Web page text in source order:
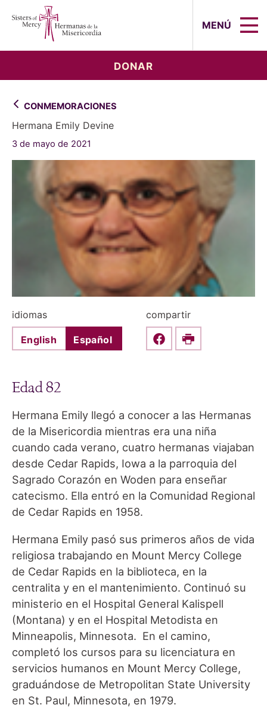
MENÚ
DONAR
CONMEMORACIONES
Hermana Emily Devine
3 de mayo de 2021
idiomas
English Español
compartir
Share this on Facebook
Print
Edad 82
Hermana Emily llegó a conocer a las Hermanas
de la Misericordia mientras era una niña
cuando cada verano, cuatro hermanas viajaban
desde Cedar Rapids, Iowa a la parroquia del
Sagrado Corazón en Woden para enseñar
catecismo. Ella entró en la Comunidad Regional
de Cedar Rapids en 1958.
Hermana Emily pasó sus primeros años de vida
religiosa trabajando en Mount Mercy College
de Cedar Rapids en la biblioteca, en la
centralita y en el mantenimiento. Continuó su
ministerio en el Hospital General Kalispell
(Montana) y en el Hospital Metodista en
Minneapolis, Minnesota. En el camino,
completó los cursos para su licenciatura en
servicios humanos en Mount Mercy College,
graduándose de Metropolitan State University
en St. Paul, Minnesota, en 1979.